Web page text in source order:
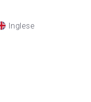
Inglese